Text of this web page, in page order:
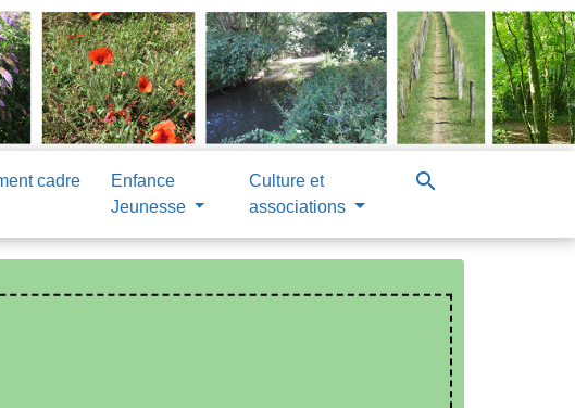
cadre
Enfance
Jeunesse
Culture et
associations
search